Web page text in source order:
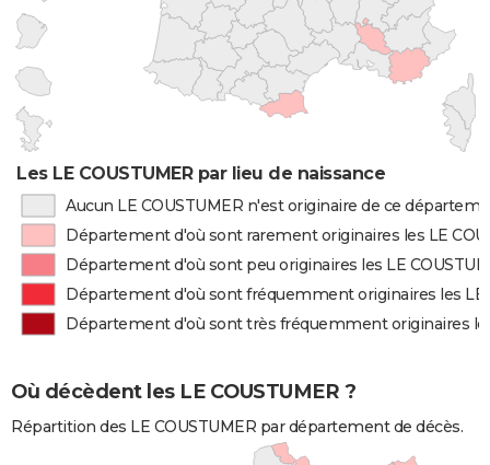
Les LE COUSTUMER par lieu de naissance
Aucun LE COUSTUMER n'est originaire de ce
Département d'où sont rarement originaires les LE
Département d'où sont peu originaires les LE
Département d'où sont fréquemment originaires les LE
Département d'où sont très fréquemment originaires
Où décèdent les LE COUSTUMER ?
Répartition des LE COUSTUMER par département de décès.